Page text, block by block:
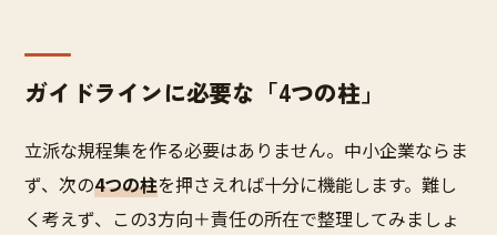
ガイドラインに必要な「4つの柱」
立派な規程集を作る必要はありません。中小企業ならま
ず、次の4つの柱を押さえれば十分に機能します。難し
く考えず、この3方向＋責任の所在で整理してみましょ